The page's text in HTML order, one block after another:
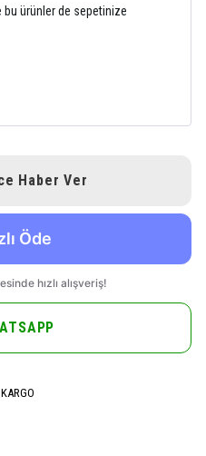
ürünler de sepetinize
Haber Ver